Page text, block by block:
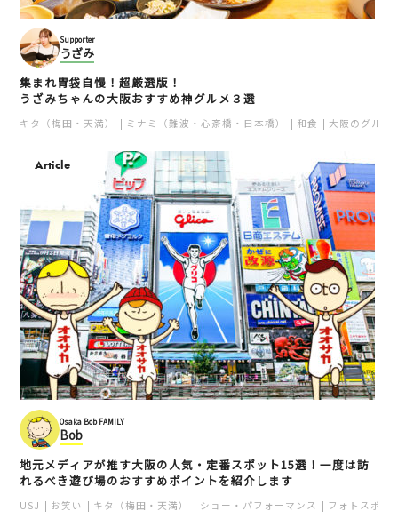
Supporter
うざみ
集まれ胃袋自慢！超厳選版！
うざみちゃんの大阪おすすめ神グルメ３選
キタ（梅田・天満） ミナミ（難波・心斎橋・日本橋） 和食 大阪のグルメ
Article
Osaka Bob FAMILY
Bob
地元メディアが推す大阪の人気・定番スポット15選！一度は訪
れるべき遊び場のおすすめポイントを紹介します
USJ お笑い キタ（梅田・天満） ショー・パフォーマンス フォトスポッ